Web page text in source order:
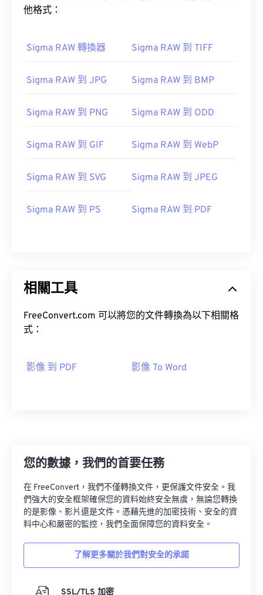
他格式：
Sigma RAW 轉換器 Sigma RAW 到 TIFF
Sigma RAW 到 JPG Sigma RAW 到 BMP
Sigma RAW 到 PNG Sigma RAW 到 ODD
Sigma RAW 到 GIF Sigma RAW 到 WebP
Sigma RAW 到 SVG Sigma RAW 到 JPEG
Sigma RAW 到 PS Sigma RAW 到 PDF
相關工具
FreeConvert.com 可以將您的文件轉換為以下相關格
式：
影像 到 PDF 影像 To Word
您的數據，我們的首要任務
在 FreeConvert，我們不僅轉換文件，更保護文件安全。我
們強大的安全框架確保您的資料始終安全無虞，無論您轉換
的是影像、影片還是文件。憑藉先進的加密技術、安全的資
料中心和嚴密的監控，我們全面保障您的資料安全。
了解更多關於我們對安全的承諾
SSL/TLS 加密